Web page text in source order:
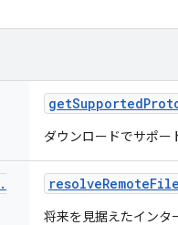
getSupported
ダウンロードでサポー
.
resolveRemoteFile
将来を見据えたインタ